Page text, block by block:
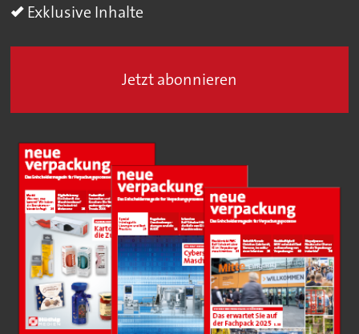
Exklusive Inhalte
Jetzt abonnieren